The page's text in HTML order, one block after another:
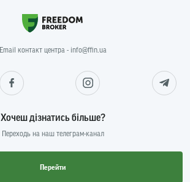
Email контакт центра - info@ffin.ua
Хочеш дізнатись більше?
Переходь на наш телеграм-канал
Перейти